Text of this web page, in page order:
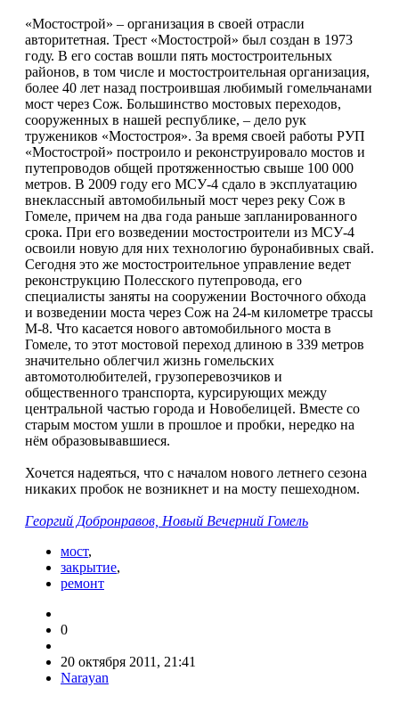
«Мостострой» – организация в своей отрасли
авторитетная. Трест «Мостострой» был создан в 1973
году. В его состав вошли пять мостостроительных
районов, в том числе и мостостроительная организация,
более 40 лет назад построившая любимый гомельчанами
мост через Сож. Большинство мостовых переходов,
сооруженных в нашей республике, – дело рук
тружеников «Мостостроя». За время своей работы РУП
«Мостострой» построило и реконструировало мостов и
путепроводов общей протяженностью свыше 100 000
метров. В 2009 году его МСУ-4 сдало в эксплуатацию
внеклассный автомобильный мост через реку Сож в
Гомеле, причем на два года раньше запланированного
срока. При его возведении мостостроители из МСУ-4
освоили новую для них технологию буронабивных свай.
Сегодня это же мостостроительное управление ведет
реконструкцию Полесского путепровода, его
специалисты заняты на сооружении Восточного обхода
и возведении моста через Сож на 24-м километре трассы
М-8. Что касается нового автомобильного моста в
Гомеле, то этот мостовой переход длиною в 339 метров
значительно облегчил жизнь гомельских
автомотолюбителей, грузоперевозчиков и
общественного транспорта, курсирующих между
центральной частью города и Новобелицей. Вместе со
старым мостом ушли в прошлое и пробки, нередко на
нём образовывавшиеся.
Хочется надеяться, что с началом нового летнего сезона
никаких пробок не возникнет и на мосту пешеходном.
Георгий Добронравов, Новый Вечерний Гомель
мост,
закрытие,
ремонт
0
20 октября 2011, 21:41
Narayan